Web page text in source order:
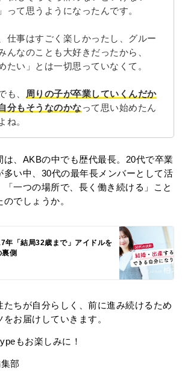
って思うようになったんです。
仕事はすごく楽しかったし、グルー
んなのことも大好きだったから、
たい」とは一切思っていなくて。
も、
周りの子が卒業していくんだか
分もそうなのかなって思い始めたん
ね。
は、AKBの中でも歴代最長。20代で卒業
多い中、30代の最年長メンバーとして活
「一つの場所で、長く働き続ける」こと
でしょうか。
年「結局32歳まで」アイドルを
側
たちが自分らしく、前に進み続けるため
お届けしていきます。
もお楽しみに！
部